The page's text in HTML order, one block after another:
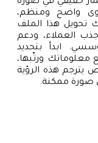
واضح ومنظم،
تحويل هذا الملف
العملاء، ودعم
ابدأ بتحديد
ورتّبها،
هذه الرؤية
صورة ممكنة.